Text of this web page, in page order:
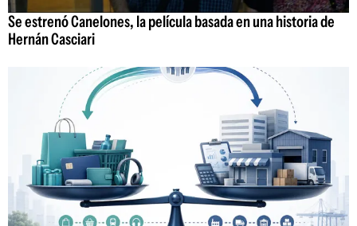
Se estrenó Canelones, la película basada en una historia de
Hernán Casciari